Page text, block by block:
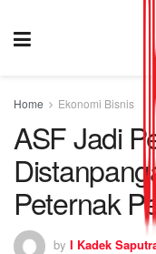
Home Ekonomi Bisnis
ASF Jadi
Peternak
by I Kadek